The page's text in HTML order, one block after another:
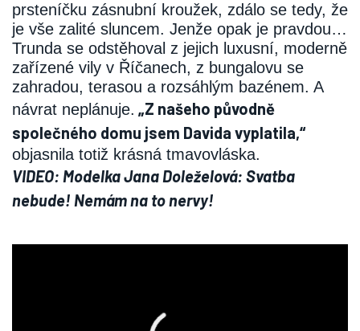
prsteníčku zásnubní kroužek, zdálo se tedy, že
je vše zalité sluncem. Jenže opak je pravdou…
Trunda se odstěhoval z jejich luxusní, moderně
zařízené vily v Říčanech, z bungalovu se
zahradou, terasou a rozsáhlým bazénem. A
návrat neplánuje. „Z našeho původně
společného domu jsem Davida vyplatila,“
objasnila totiž krásná tmavovláska.
VIDEO: Modelka Jana Doleželová: Svatba
nebude! Nemám na to nervy!